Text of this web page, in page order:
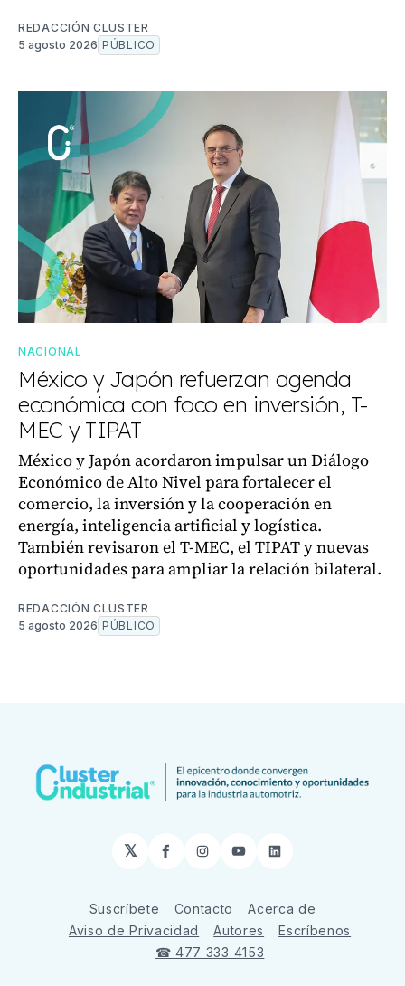
REDACCIÓN CLUSTER
5 agosto 2026 PÚBLICO
NACIONAL
México y Japón refuerzan agenda
económica con foco en inversión, T-
MEC y TIPAT
México y Japón acordaron impulsar un Diálogo
Económico de Alto Nivel para fortalecer el
comercio, la inversión y la cooperación en
energía, inteligencia artificial y logística.
También revisaron el T-MEC, el TIPAT y nuevas
oportunidades para ampliar la relación bilateral.
REDACCIÓN CLUSTER
5 agosto 2026 PÚBLICO
𝕏 Facebook
Instagram
YouTubeLinkedIn
Suscríbete Contacto
Acerca de
Aviso de Privacidad
Autores
Escríbenos
☎ 477 333 4153